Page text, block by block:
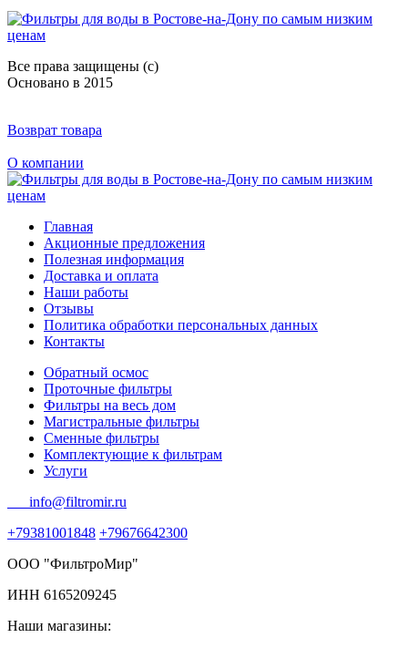
Все права защищены (с)
Основано в 2015
Возврат товара
О компании
Главная
Акционные предложения
Полезная информация
Доставка и оплата
Наши работы
Отзывы
Политика обработки персональных данных
Контакты
Обратный осмос
Проточные фильтры
Фильтры на весь дом
Магистральные фильтры
Сменные фильтры
Комплектующие к фильтрам
Услуги
info@filtromir.ru
+79381001848 +79676642300
ООО "ФильтроМир"
ИНН 6165209245
Наши магазины: